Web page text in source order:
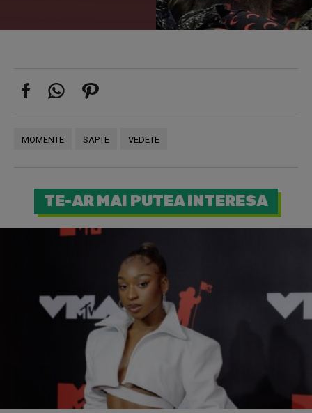
MOMENTE SAPTE VEDETE
TE-AR MAI PUTEA INTERESA